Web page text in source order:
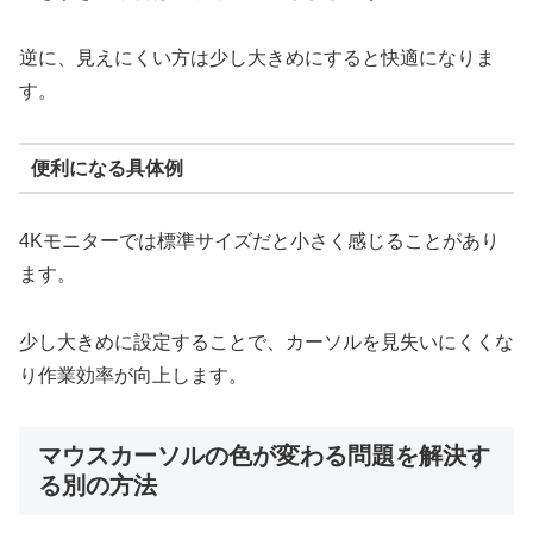
逆に、見えにくい方は少し大きめにすると快適になりま
す。
便利になる具体例
4Kモニターでは標準サイズだと小さく感じることがあり
ます。
少し大きめに設定することで、カーソルを見失いにくくな
り作業効率が向上します。
マウスカーソルの色が変わる問題を解決す
る別の方法